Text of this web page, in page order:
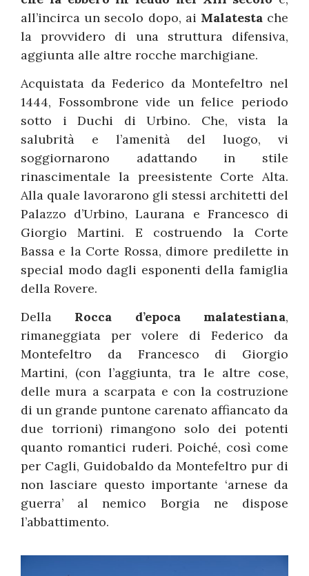
all’incirca un secolo dopo, ai Malatesta che
la provvidero di una struttura difensiva,
aggiunta alle altre rocche marchigiane.
Acquistata da Federico da Montefeltro nel
1444, Fossombrone vide un felice periodo
sotto i Duchi di Urbino. Che, vista la
salubrità e l’amenità del luogo, vi
soggiornarono adattando in stile
rinascimentale la preesistente Corte Alta.
Alla quale lavorarono gli stessi architetti del
Palazzo d’Urbino, Laurana e Francesco di
Giorgio Martini. E costruendo la Corte
Bassa e la Corte Rossa, dimore predilette in
special modo dagli esponenti della famiglia
della Rovere.
Della Rocca d’epoca malatestiana,
rimaneggiata per volere di Federico da
Montefeltro da Francesco di Giorgio
Martini, (con l’aggiunta, tra le altre cose,
delle mura a scarpata e con la costruzione
di un grande puntone carenato affiancato da
due torrioni) rimangono solo dei potenti
quanto romantici ruderi. Poiché, così come
per Cagli, Guidobaldo da Montefeltro pur di
non lasciare questo importante ‘arnese da
guerra’ al nemico Borgia ne dispose
l’abbattimento.